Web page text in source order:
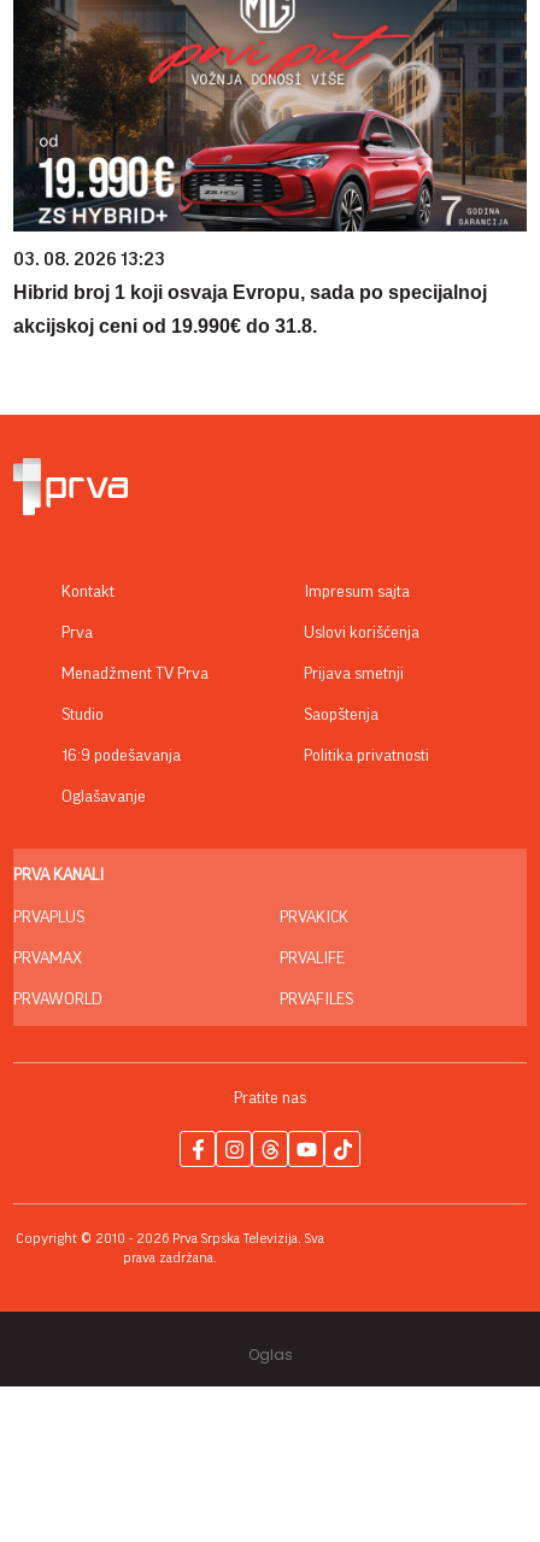
03. 08. 2026 13:23
Hibrid broj 1 koji osvaja Evropu, sada po specijalnoj
akcijskoj ceni od 19.990€ do 31.8.
Kontakt
Prva
Menadžment TV Prva
Studio
16:9 podešavanja
Oglašavanje
Impresum sajta
Uslovi korišćenja
Prijava smetnji
Saopštenja
Politika privatnosti
PRVA KANALI
PRVAPLUS
PRVAMAX
PRVAWORLD
PRVAKICK
PRVALIFE
PRVAFILES
Pratite nas
Copyright © 2010 - 2026 Prva Srpska Televizija. Sva
prava zadržana.